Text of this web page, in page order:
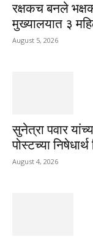
रक्षकच बनले
मुख्यालयात ३
August 5, 2026
सुनेत्रा पवार
पोस्टच्या
August 4, 2026